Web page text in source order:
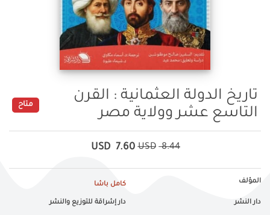
تاريخ الدولة العثمانية : القرن
التاسع عشر وولاية مصر
متاح
8.44
USD
7.60
USD
المؤلف كامل باشا
دار النشر دار إشراقة للتوزيع والنشر